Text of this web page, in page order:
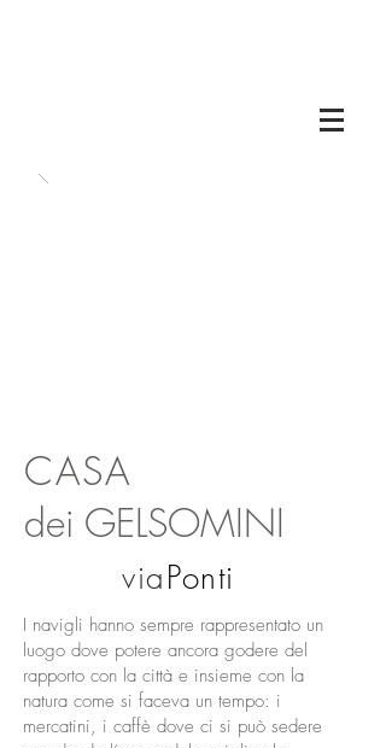
CASA
dei GELSOMINI
viaPonti
I navigli hanno sempre rappresentato un
luogo dove potere ancora godere del
rapporto con la città e insieme con la
natura come si faceva un tempo: i
mercatini, i caffè dove ci si può sedere